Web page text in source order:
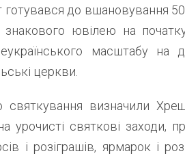
готувався до вшановування
знакового ювілею на
масштабу на
церкви.
святкування визначили
урочисті святкові заходи,
і розіграшів, ярмарок і